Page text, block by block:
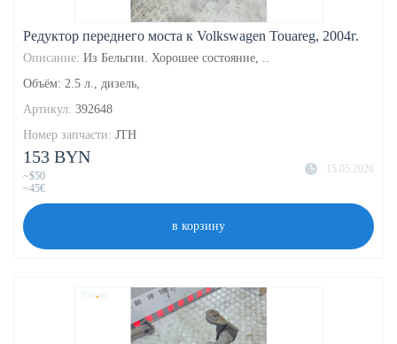
Редуктор переднего моста к Volkswagen Touareg, 2004г.
Описание: Из Бельгии. Хорошее состояние, ..
Объём: 2.5 л., дизель,
Артикул: 392648
Номер запчасти: JTH
15.05.2026
153 BYN
~$50
~45€
в корзину